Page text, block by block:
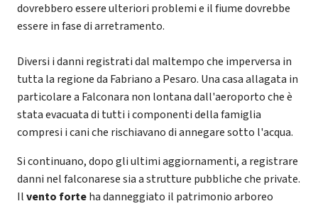
dovrebbero essere ulteriori problemi e il fiume dovrebbe
essere in fase di arretramento.
Diversi i danni registrati dal maltempo che imperversa in
tutta la regione da Fabriano a Pesaro. Una casa allagata in
particolare a Falconara non lontana dall'aeroporto che è
stata evacuata di tutti i componenti della famiglia
compresi i cani che rischiavano di annegare sotto l'acqua.
Si continuano, dopo gli ultimi aggiornamenti, a registrare
danni nel falconarese sia a strutture pubbliche che private.
Ilvento forteha danneggiato il patrimonio arboreo